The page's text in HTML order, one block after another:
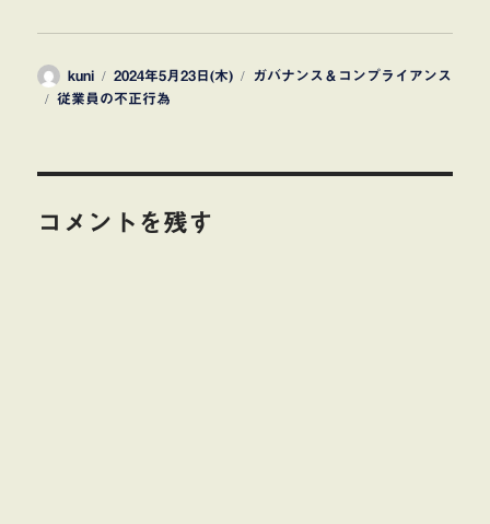
投
稿
kuni
投
稿
2024年5月23日(木)
カ
ガバナンス＆コンプライアンス
タ
従業員の不正行為
コメントを残す